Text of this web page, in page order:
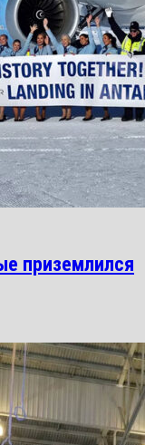
приземлился